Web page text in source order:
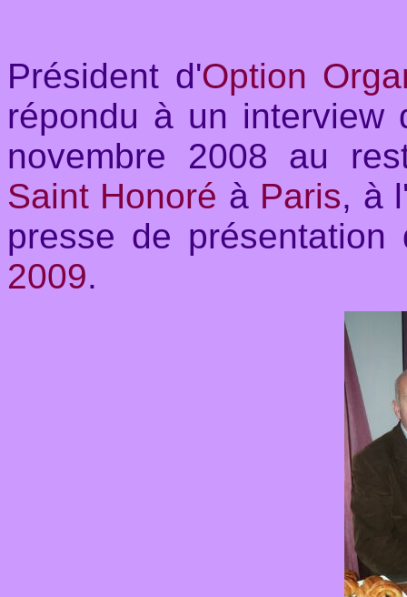
Président d'Option
répondu à un
novembre 2008 au
Saint Honoré à Paris, à
presse de
2009.